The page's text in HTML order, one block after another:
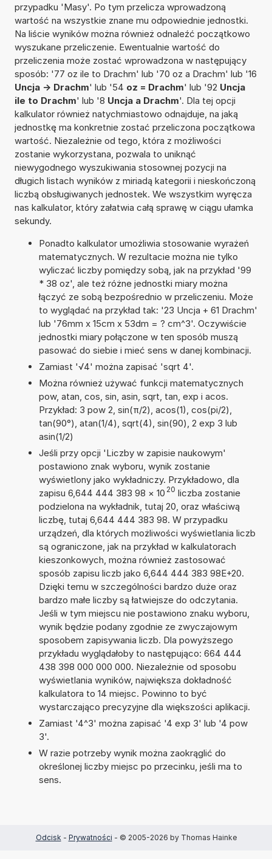
przypadku 'Masy'. Po tym przelicza wprowadzoną
wartość na wszystkie znane mu odpowiednie jednostki.
Na liście wyników można również odnaleźć początkowo
wyszukane przeliczenie. Ewentualnie wartość do
przeliczenia może zostać wprowadzona w następujący
sposób: '77 oz ile to Drachm' lub '70 oz a Drachm' lub '16
Uncja -> Drachm' lub '54 oz = Drachm' lub '92 Uncja
ile to Drachm' lub '8 Uncja a Drachm'. Dla tej opcji
kalkulator również natychmiastowo odnajduje, na jaką
jednostkę ma konkretnie zostać przeliczona początkowa
wartość. Niezależnie od tego, która z możliwości
zostanie wykorzystana, pozwala to uniknąć
niewygodnego wyszukiwania stosownej pozycji na
długich listach wyników z miriadą kategorii i nieskończoną
liczbą obsługiwanych jednostek. We wszystkim wyręcza
nas kalkulator, który załatwia całą sprawę w ciągu ułamka
sekundy.
Ponadto kalkulator umożliwia stosowanie wyrażeń
matematycznych. W rezultacie można nie tylko
wyliczać liczby pomiędzy sobą, jak na przykład '99
* 38 oz', ale też różne jednostki miary można
łączyć ze sobą bezpośrednio w przeliczeniu. Może
to wyglądać na przykład tak: '23 Uncja + 61 Drachm'
lub '76mm x 15cm x 53dm = ? cm^3'. Oczywiście
jednostki miary połączone w ten sposób muszą
pasować do siebie i mieć sens w danej kombinacji.
Zamiast '√4' można zapisać 'sqrt 4'.
Można również używać funkcji matematycznych
pow, atan, cos, sin, asin, sqrt, tan, exp i acos.
Przykład: 3 pow 2, sin(π/2), acos(1), cos(pi/2),
tan(90°), atan(1/4), sqrt(4), sin(90), 2 exp 3 lub
asin(1/2)
Jeśli przy opcji 'Liczby w zapisie naukowym'
postawiono znak wyboru, wynik zostanie
wyświetlony jako wykładniczy. Przykładowo, dla
zapisu 6,644 444 383 98 × 10 20 liczba zostanie
podzielona na wykładnik, tutaj 20, oraz właściwą
liczbę, tutaj 6,644 444 383 98. W przypadku
urządzeń, dla których możliwości wyświetlania liczb
są ograniczone, jak na przykład w kalkulatorach
kieszonkowych, można również zastosować
sposób zapisu liczb jako 6,644 444 383 98E+20.
Dzięki temu w szczególności bardzo duże oraz
bardzo małe liczby są łatwiejsze do odczytania.
Jeśli w tym miejscu nie postawiono znaku wyboru,
wynik będzie podany zgodnie ze zwyczajowym
sposobem zapisywania liczb. Dla powyższego
przykładu wyglądałoby to następująco: 664 444
438 398 000 000 000. Niezależnie od sposobu
wyświetlania wyników, największa dokładność
kalkulatora to 14 miejsc. Powinno to być
wystarczająco precyzyjne dla większości aplikacji.
Zamiast '4^3' można zapisać '4 exp 3' lub '4 pow
3'.
W razie potrzeby wynik można zaokrąglić do
określonej liczby miejsc po przecinku, jeśli ma to
sens.
Odcisk - Prywatności - © 2005-2026 by Thomas Hainke